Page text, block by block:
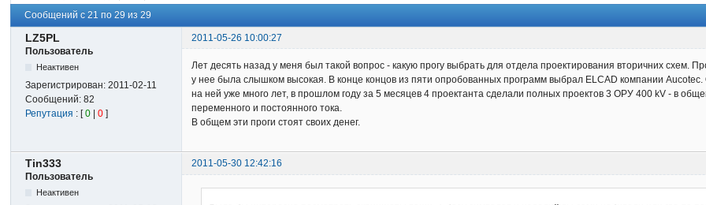
Сообщений с 21 по 29 из 29
LZ5PL
2011-05-26 10:00:27
Пользователь
Неактивен
Зарегистрирован:2011-02-11
Сообщений:82
Репутация : [0 |0 ]
Лет десять назад у меня был такой вопрос - какую прогу выбрать для отдела проектирования вторичних схем.
у нее была слышком высокая. В конце концов из пяти опробованных программ выбрал ELCAD компании
на ней уже много лет, в прошлом году за 5 месяцев 4 проектанта сделали полных проектов 3 ОРУ 400 kV - в
переменного и постоянного тока.
В общем эти проги стоят своих денег.
Tin333
2011-05-30 12:42:16
Пользователь
Неактивен